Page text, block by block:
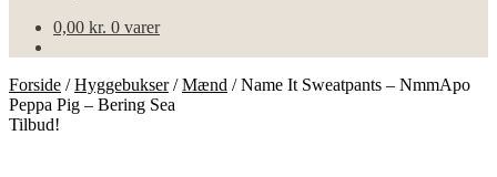
0,00 kr. 0 varer
Forside /Hyggebukser/Mænd /Name It Sweatpants – NmmApo
Peppa Pig – Bering Sea
Tilbud!